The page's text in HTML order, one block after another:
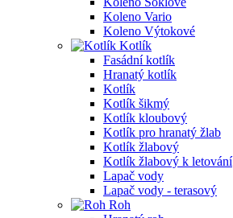
Koleno Vario
Koleno Výtokové
Kotlík
Fasádní kotlík
Hranatý kotlík
Kotlík
Kotlík šikmý
Kotlík kloubový
Kotlík pro hranatý žlab
Kotlík žlabový
Kotlík žlabový k letování
Lapač vody
Lapač vody - terasový
Roh